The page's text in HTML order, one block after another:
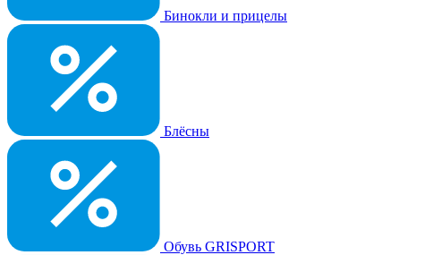
Бинокли и прицелы
Блёсны
Обувь GRISPORT